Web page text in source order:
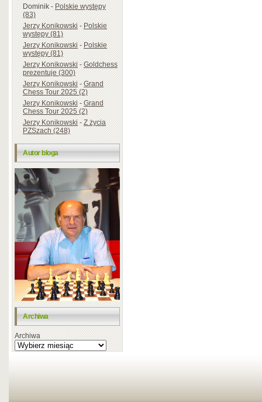
Dominik-Polskie występy
(83)
Jerzy Konikowski-Polskie
występy (81)
Jerzy Konikowski-Polskie
występy (81)
Jerzy Konikowski-Goldchess
prezentuje (300)
Jerzy Konikowski-Grand
Chess Tour 2025 (2)
Jerzy Konikowski-Grand
Chess Tour 2025 (2)
Jerzy Konikowski-Z życia
PZSzach (248)
Autor bloga
Archiwa
Archiwa